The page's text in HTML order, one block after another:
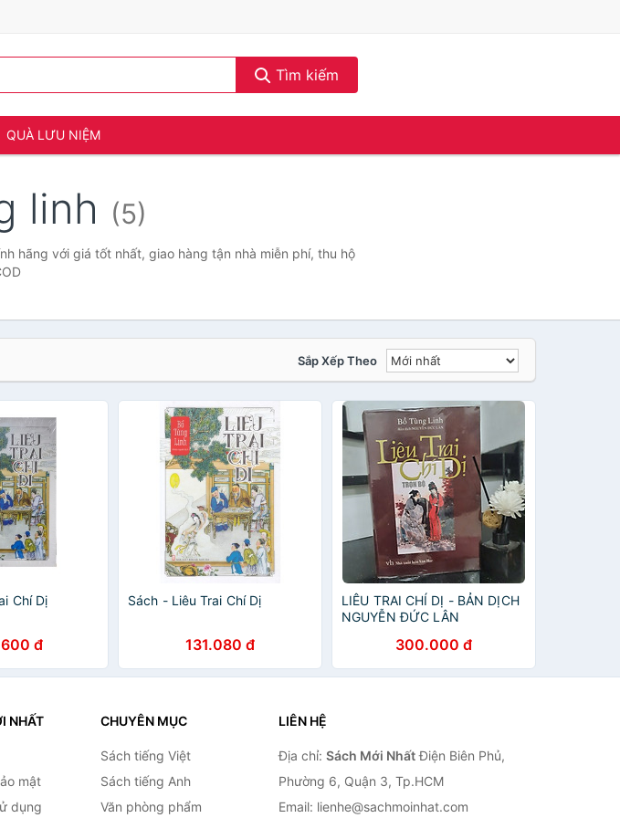
Tìm kiếm
QUÀ LƯU NIỆM
linh (5)
hãng với giá tốt nhất, giao hàng tận nhà miễn phí, thu hộ
Sắp Xếp Theo
Chí Dị
đ
Sách - Liêu Trai Chí Dị
131.080 đ
LIÊU TRAI CHÍ DỊ - BẢN DỊCH
NGUYỄN ĐỨC LÂN
300.000 đ
NHẤT
mật
dụng
CHUYÊN MỤC
Sách tiếng Việt
Sách tiếng Anh
Văn phòng phẩm
LIÊN HỆ
Địa chỉ: Sách Mới NhấtĐiện Biên Phủ,
Phường 6, Quận 3, Tp.HCM
Email: lienhe@sachmoinhat.com